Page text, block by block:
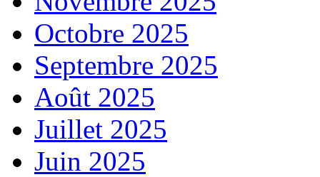
Octobre 2025
Septembre 2025
Août 2025
Juillet 2025
Juin 2025